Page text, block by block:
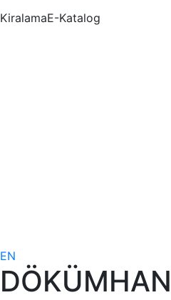
KiralamaE-Katalog
EN